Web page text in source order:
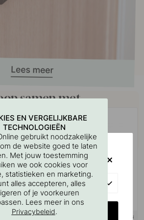
samen met
POPULAR
+ KLEUREN
EN VERGELIJKBARE
TECHNOLOGIEËN
gebruikt noodzakelijke
de website goed te laten
Met jouw toestemming
we ook cookies voor
statistieken en marketing.
alles accepteren, alles
of je voorkeuren
Lees meer in ons
Privacybeleid.
VISIT?
CHANGE COUNTRY